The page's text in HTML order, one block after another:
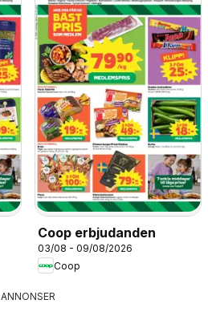
Coop erbjudanden
03/08 - 09/08/2026
Coop
ANNONSER